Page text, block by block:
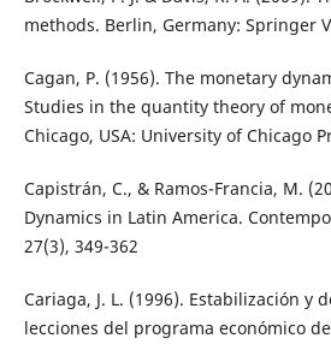
methods. Berlin, Germany: Springer
Cagan, P. (1956). The monetary
Studies in the quantity theory of
Chicago, USA: University of Chicago
Capistrán, C., & Ramos-Francia, M.
Dynamics in Latin America.
27(3), 349-362
Cariaga, J. L. (1996). Estabilización y
lecciones del programa económico